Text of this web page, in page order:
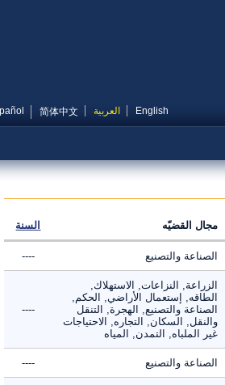
English العربية 简体中文
Español
مجال القضيّه السنة
الصناعة والتصنيع ----
الزراعة, النزاعات, الاستهلاك,
الطاقه, إستعمال الأراضي, الحكم,
الصناعة والتصنيع, الهجرة, التنقل
والنقل, السكان, التجاره, الاحتياجات
غير الملباه, التمدن, المياه
----
الصناعة والتصنيع ----